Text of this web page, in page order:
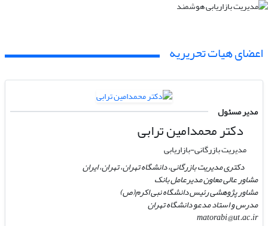
اعضای هیات تحریریه
مدیر مسئول
دکتر محمدامین ترابی
مدیریت بازرگانی-بازاریابی
دکتری مدیریت بازرگانی، دانشگاه تهران، تهران، ایران
مشاور عالی معاون مدیرعامل بانک
مشاور پژوهشی رئیس دانشگاه نبی اکرم(ص)
مدرس و استاد مدعو دانشگاه تهران
matorabi@ut.ac.ir